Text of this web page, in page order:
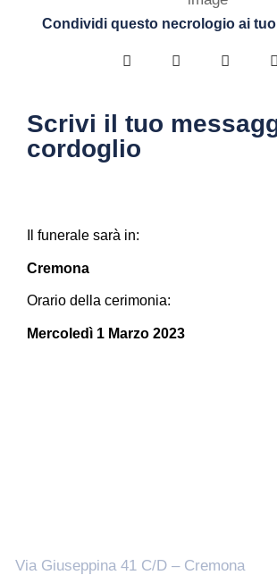
Condividi questo necrologio ai
Scrivi il tuo
cordoglio
Il funerale sarà in:
Cremona
Orario della cerimonia:
Mercoledì 1 Marzo 2023
Via Giuseppina 41 C/D – Cremona